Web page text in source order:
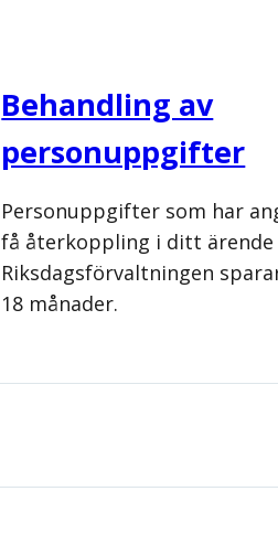
Behandling av
personuppgifter
Personuppgifter som har
få återkoppling i ditt ärende
Riksdagsförvaltningen
18 månader.